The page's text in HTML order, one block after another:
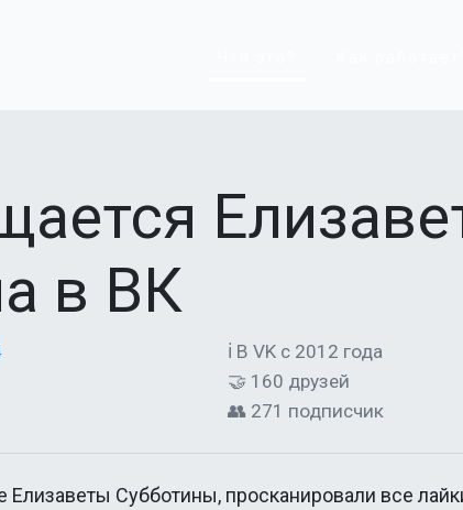
в ВК
ℹ В VK с 2012 года
🤝 160 друзей
👥 271 подписчик
Елизаветы Субботины, просканировали все